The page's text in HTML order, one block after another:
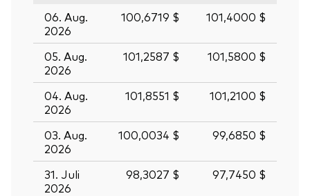
06. Aug.
2026
100,6719 $ 101,4000 $
05. Aug.
2026
101,2587 $ 101,5800 $
04. Aug.
2026
101,8551 $ 101,2100 $
03. Aug.
2026
100,0034 $ 99,6850 $
31. Juli
2026
98,3027 $ 97,7450 $